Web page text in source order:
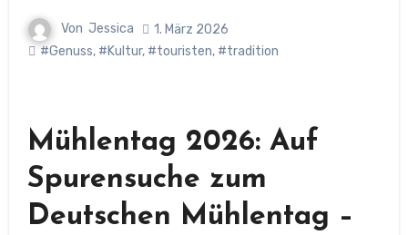
Von Jessica
1. März 2026
#Genuss, #Kultur, #touristen, #tradition
Mühlentag 2026: Auf
Spurensuche zum
Deutschen Mühlentag –